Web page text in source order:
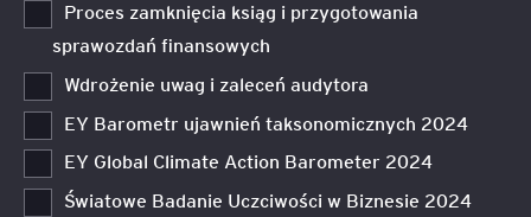
Proces zamknięcia ksiąg i przygotowania
sprawozdań finansowych
Wdrożenie uwag i zaleceń audytora
EY Barometr ujawnień taksonomicznych 2024
EY Global Climate Action Barometer 2024
Światowe Badanie Uczciwości w Biznesie 2024